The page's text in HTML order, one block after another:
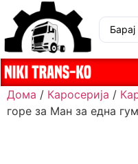
Дома / Каросерија /
горе за Ман за една